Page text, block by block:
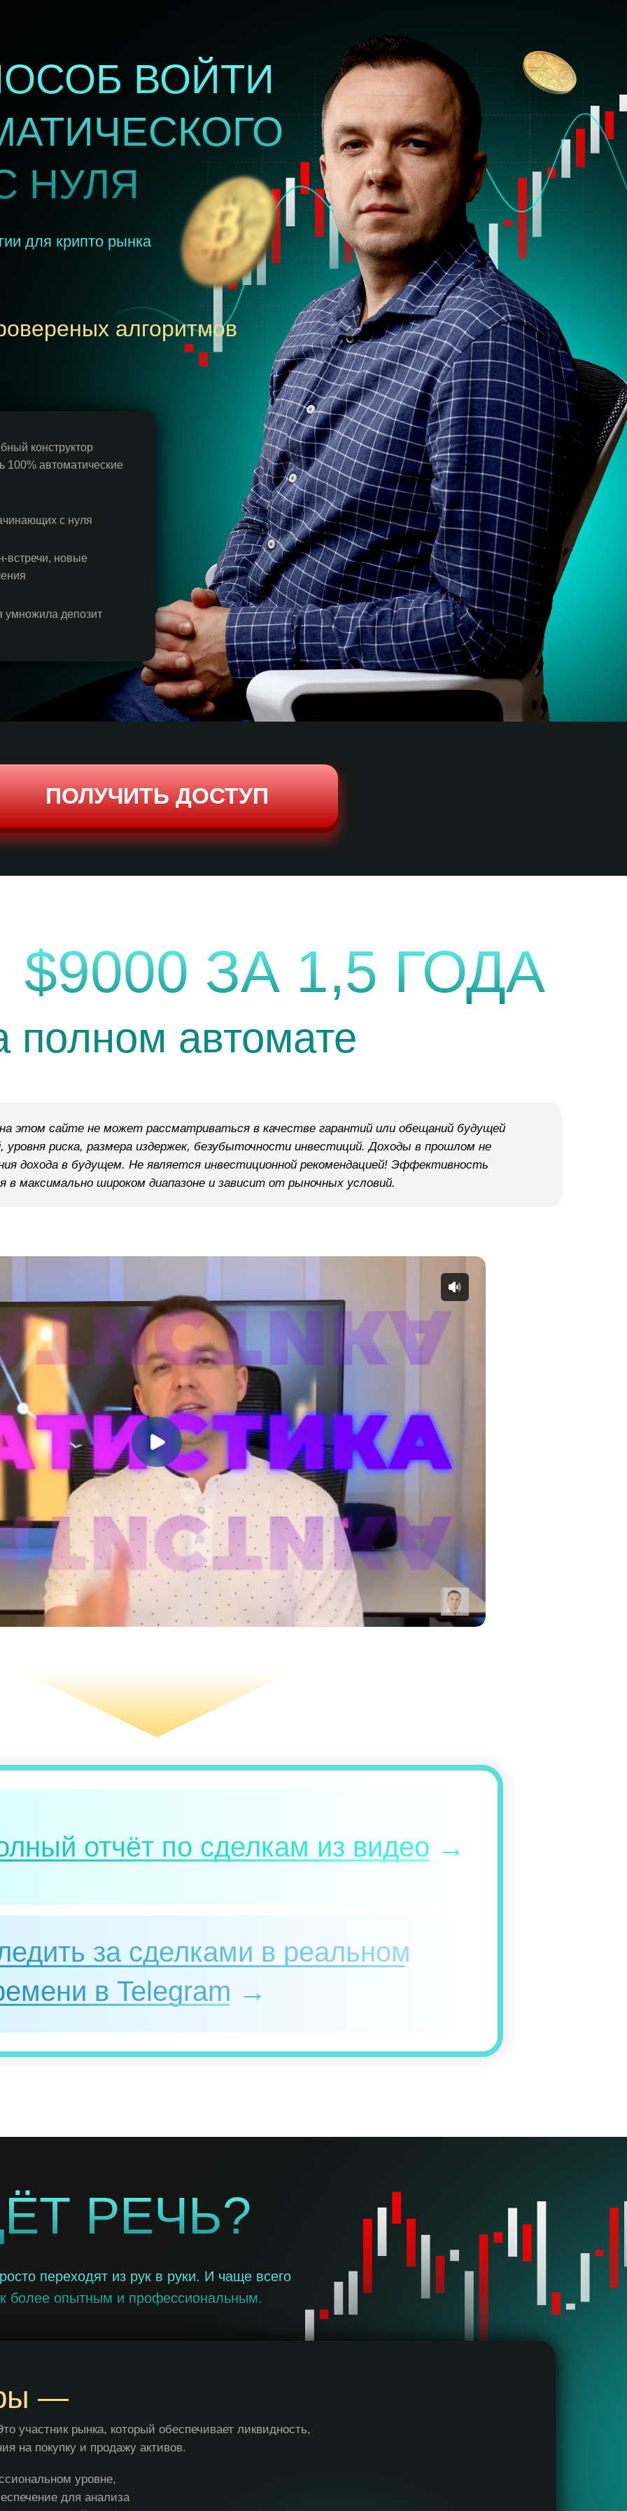
ВОЙТИ
НУЛЯ
для крипто рынка
алгоритмов
конструктор
100% автоматические
с нуля
встречи, новые
умножила депозит
ПОЛУЧИТЬ ДОСТУП
ЗА 1,5 ГОДА
полном автомате
этом сайте не может рассматриваться в качестве гарантий или обещаний будущей
уровня риска, размера издержек, безубыточности инвестиций. Доходы в прошлом не
дохода в будущем. Не является инвестиционной рекомендацией! Эффективность
в максимально широком диапазоне и зависит от рыночных условий.
отчёт по сделкам из видео →
за сделками в реальном
в Telegram →
РЕЧЬ?
переходят из рук в руки. И чаще всего
более опытным и профессиональным.
—
участник рынка, который обеспечивает ликвидность,
на покупку и продажу активов.
уровне,
для анализа